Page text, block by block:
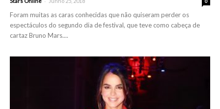
Foram muitas as caras conhecidas que não quiseram perder os
espectáculos do segundo dia de festival, que teve como cabeça de
cartaz Bruno Mars....